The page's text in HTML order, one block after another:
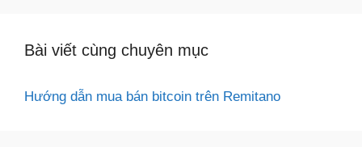
Bài viết cùng chuyên mục
Hướng dẫn mua bán bitcoin trên Remitano